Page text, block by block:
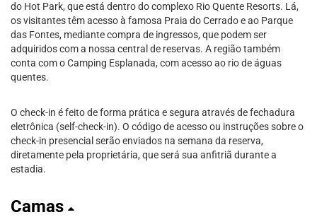
do Hot Park, que está dentro do complexo Rio Quente Resorts. Lá,
os visitantes têm acesso à famosa Praia do Cerrado e ao Parque
das Fontes, mediante compra de ingressos, que podem ser
adquiridos com a nossa central de reservas. A região também
conta com o Camping Esplanada, com acesso ao rio de águas
quentes.
O check-in é feito de forma prática e segura através de fechadura
eletrônica (self-check-in). O código de acesso ou instruções sobre o
check-in presencial serão enviados na semana da reserva,
diretamente pela proprietária, que será sua anfitriã durante a
estadia.
Camas